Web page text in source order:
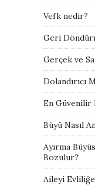
Vefk nedir?
Geri
Gerçek ve
Dolandırıcı
En Güvenilir
Büyü Nasıl
Ayırma
Bozulur?
Aileyi